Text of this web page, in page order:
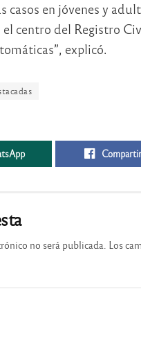
casos en jóvenes y
el centro del Registro
explicó.
no será publicada. Los